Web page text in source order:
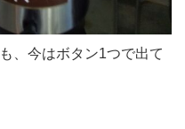
、今はボタン1つで出て